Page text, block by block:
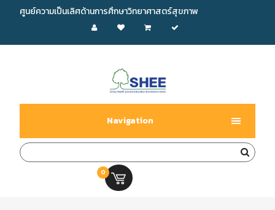
ศูนย์ความเป็นเลิศด้านการศึกษาวิทยาศาสตร์สุขภาพ
Navigation
0